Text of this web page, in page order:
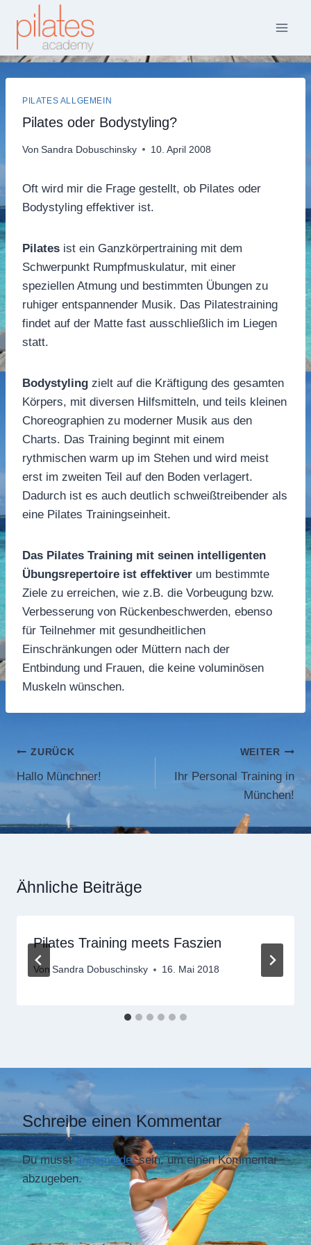
Inhalt
springen
PILATES ALLGEMEIN
Pilates oder Bodystyling?
Von Sandra Dobuschinsky 10. April 2008
Oft wird mir die Frage gestellt, ob Pilates oder
Bodystyling effektiver ist.
Pilates ist ein Ganzkörpertraining mit dem
Schwerpunkt Rumpfmuskulatur, mit einer
speziellen Atmung und bestimmten Übungen zu
ruhiger entspannender Musik. Das Pilatestraining
findet auf der Matte fast ausschließlich im Liegen
statt.
Bodystyling zielt auf die Kräftigung des gesamten
Körpers, mit diversen Hilfsmitteln, und teils kleinen
Choreographien zu moderner Musik aus den
Charts. Das Training beginnt mit einem
rythmischen warm up im Stehen und wird meist
erst im zweiten Teil auf den Boden verlagert.
Dadurch ist es auch deutlich schweißtreibender als
eine Pilates Trainingseinheit.
Das Pilates Training mit seinen intelligenten
Übungsrepertoire ist effektiver um bestimmte
Ziele zu erreichen, wie z.B. die Vorbeugung bzw.
Verbesserung von Rückenbeschwerden, ebenso
für Teilnehmer mit gesundheitlichen
Einschränkungen oder Müttern nach der
Entbindung und Frauen, die keine voluminösen
Muskeln wünschen.
Beitragsnavigation
ZURÜCK
Hallo Münchner!
WEITER
Ihr Personal Training in
München!
Ähnliche Beiträge
Pilates Training meets Faszien
Von Sandra Dobuschinsky 16. Mai 2018
Schreibe einen Kommentar
Du musstangemeldetsein, um einen Kommentar
abzugeben.